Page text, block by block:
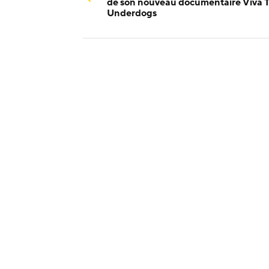
Underdogs